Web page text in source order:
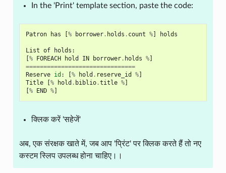
In the 'Print' template section, paste the code:
Patron has % borrower. holds . count %] holds
List of holds :
% FOREACH hold IN borrower. holds %]
===============================
Reserve id : % hold . reserve_id %]
Title
% hold . biblio.title %]
% END %]
क्लिक करें 'सहेजें'
अब, एक संरक्षक खाते में, जब आप 'प्रिंट' पर क्लिक करते हैं तो नए
कस्टम स्लिप उपलब्ध होना चाहिए।।